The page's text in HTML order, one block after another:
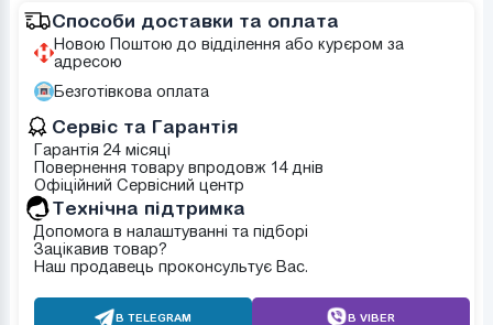
Способи доставки та оплата
Новою Поштою до відділення або курєром за
адресою
Безготівкова оплата
Сервіс та Гарантія
Гарантія 24 місяці
Повернення товару впродовж 14 днів
Офіційний Сервісний центр
Tехнічна підтримка
Допомога в налаштуванні та підборі
Зацікавив товар?
Наш продавець проконсультує Вас.
В TELEGRAM В VIBER